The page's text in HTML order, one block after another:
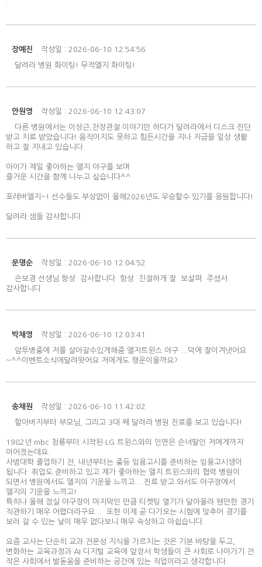
장예진 작성일 : 2026-06-10 12:54:56
달려라 병원 화이팅! 무적엘지 화이팅!
안원영 작성일 : 2026-06-10 12:43:07
다른 병원에서는 이상근,천장관절 이야기만 하다가 달려라에서 디스크 진단
받고 치료 받았습니다! 움직이지도 못하고 힘든시간을 지나 지금을 일상 생활
하고 잘 지내고 있습니다.
아이가 제일 좋아하는 엘지 야구를 보며
즐거운 시간을 함께 나누고 싶습니다^^
포레버엘지~! 선수들도 부상없이 올해2026년도 우승할수 있기를 응원합니다!
달려라 샘들 감사합니다
문명순 작성일 : 2026-06-10 12:04:52
손보경 선생님 항상 감사합니다 항상 친절하게 잘 보살펴 주셨서
감사합니디
박채영 작성일 : 2026-06-10 12:03:41
암투병중에 저를 살아갈수있게해줌 엘지트윈스 야구 ...덕에 잘이겨냇어요
~^^이벤트소식에달려왓어요 저에게도 행운이올까요?
송채원 작성일 : 2026-06-10 11:42:02
할아버지부터 부모님, 그리고 3대 째 달려라 병원 진료를 보고 있습니다!
1982년 mbc 청룡부터 시작된 LG 트윈스와의 인연은 손녀딸인 저에게까지
이어졌는데요.
사범대학 졸업하기 전, 내년부터는 중등 임용고시를 준비하는 임용고시생이
됩니다. 취업도 준비하고 있고 제가 좋아하는 엘지 트윈스와의 협력 병원이
되면서 병원에서도 엘지의 기운을 느끼고... 진료 받고 와서도 야구장에서
엘지의 기운을 느끼고!
특히나 올해 잠실 야구장이 마지막인 만큼 티켓팅 열기가 달아올라 웬만한 경기
직관하기 매우 어렵더라구요... 또한 이제 곧 다가오는 시험에 맞추어 경기를
보러 갈 수 있는 날이 매우 없다보니 매우 속상하고 아쉽습니다.
요즘 교사는 단순히 교과 전문성 지식을 가르치는 것은 기본 바탕을 두고,
변화하는 교육과정과 AI 디지털 교육에 앞장서 학생들이 큰 사회로 나아가기 전
작은 사회에서 발돋움을 준비하는 공간에 있는 직업이라고 생각합니다.